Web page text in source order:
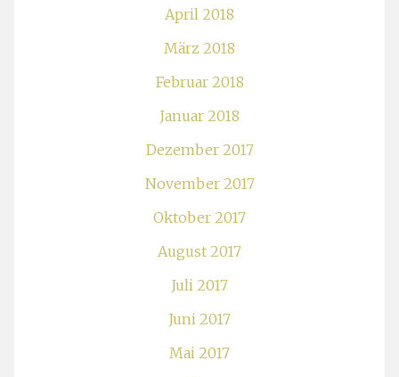
April 2018
März 2018
Februar 2018
Januar 2018
Dezember 2017
November 2017
Oktober 2017
August 2017
Juli 2017
Juni 2017
Mai 2017